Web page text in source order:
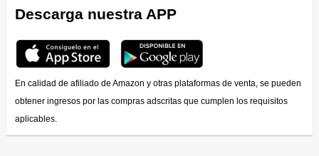
Descarga nuestra APP
En calidad de afiliado de Amazon y otras plataformas de venta, se pueden
obtener ingresos por las compras adscritas que cumplen los requisitos
aplicables.